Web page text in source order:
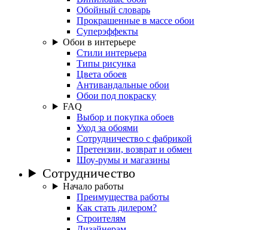
Обойный словарь
Прокрашенные в массе обои
Суперэффекты
Обои в интерьере
Стили интерьера
Типы рисунка
Цвета обоев
Антивандальные обои
Обои под покраску
FAQ
Выбор и покупка обоев
Уход за обоями
Сотрудничество с фабрикой
Претензии, возврат и обмен
Шоу-румы и магазины
Сотрудничество
Начало работы
Преимущества работы
Как стать дилером?
Строителям